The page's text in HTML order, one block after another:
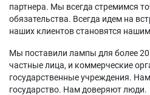
партнера. Мы всегда стремимся
обязательства. Всегда идем на
наших клиентов становятся
Мы поставили лампы для более 20
частные лица, и коммерческие
государственные учреждения.
государство. Нам доверяют люди.